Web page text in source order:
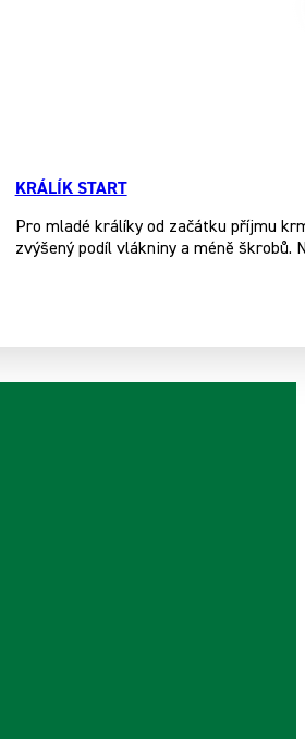
KRÁLÍK START
Pro mladé králíky od začátku příjmu
zvýšený podíl vlákniny a méně škrobů.